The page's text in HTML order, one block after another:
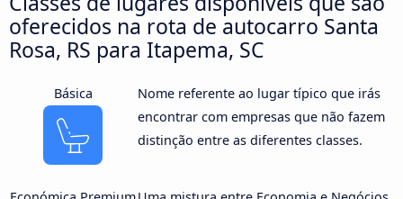
oferecidos na rota de autocarro Santa
Rosa, RS para Itapema, SC
Básica
Nome referente ao lugar típico que irás
encontrar com empresas que não fazem
distinção entre as diferentes classes.